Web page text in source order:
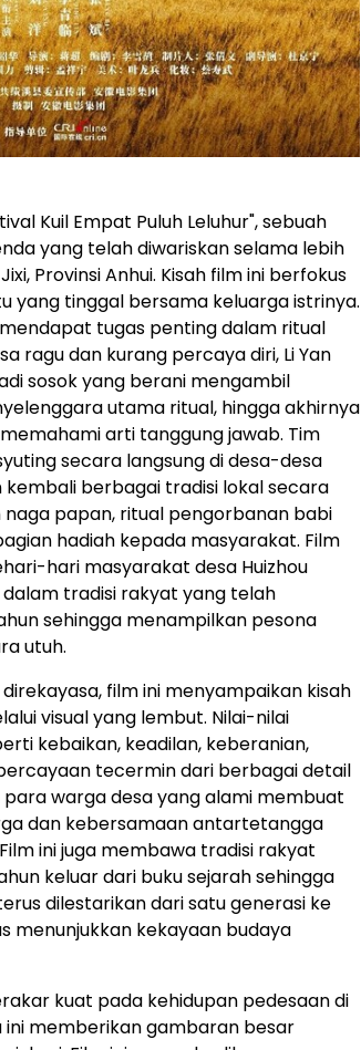
Kuil Empat Puluh Leluhur", sebuah
yang telah diwariskan selama lebih
Provinsi Anhui. Kisah film ini berfokus
yang tinggal bersama keluarga istrinya.
tugas penting dalam ritual
ragu dan kurang percaya diri, Li Yan
sosok yang berani mengambil
utama ritual, hingga akhirnya
arti tanggung jawab. Tim
secara langsung di desa-desa
kembali berbagai tradisi lokal secara
papan, ritual pengorbanan babi
hadiah kepada masyarakat. Film
hari masyarakat desa Huizhou
tradisi rakyat yang telah
sehingga menampilkan pesona
utuh.
film ini menyampaikan kisah
visual yang lembut. Nilai-nilai
kebaikan, keadilan, keberanian,
tecermin dari berbagai detail
warga desa yang alami membuat
dan kebersamaan antartetangga
ini juga membawa tradisi rakyat
keluar dari buku sejarah sehingga
dilestarikan dari satu generasi ke
menunjukkan kekayaan budaya
kuat pada kehidupan pedesaan di
ini memberikan gambaran besar